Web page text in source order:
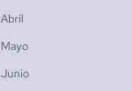
Abril
Mayo
Junio